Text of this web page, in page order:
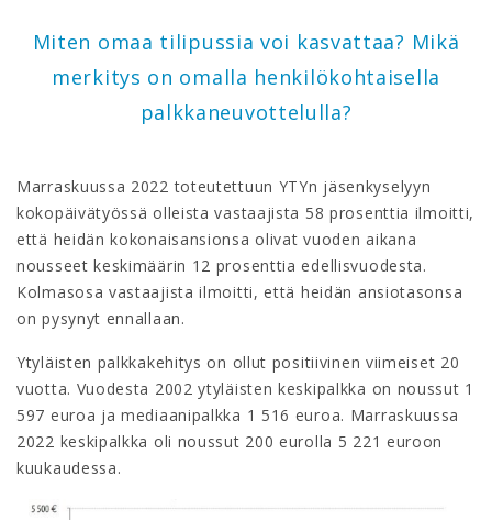
Miten omaa tilipussia voi kasvattaa? Mikä
merkitys on omalla henkilökohtaisella
palkkaneuvottelulla?
Marraskuussa 2022 toteutettuun YTYn jäsenkyselyyn
kokopäivätyössä olleista vastaajista 58 prosenttia ilmoitti,
että heidän kokonaisansionsa olivat vuoden aikana
nousseet keskimäärin 12 prosenttia edellisvuodesta.
Kolmasosa vastaajista ilmoitti, että heidän ansiotasonsa
on pysynyt ennallaan.
Ytyläisten palkkakehitys on ollut positiivinen viimeiset 20
vuotta. Vuodesta 2002 ytyläisten keskipalkka on noussut 1
597 euroa ja mediaanipalkka 1 516 euroa. Marraskuussa
2022 keskipalkka oli noussut 200 eurolla 5 221 euroon
kuukaudessa.